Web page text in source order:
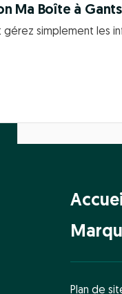
Ma Boîte à Gants
gérez simplement les
Plan de